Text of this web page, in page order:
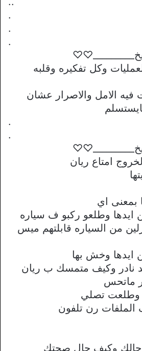
.
.
.
وكل تفكيره وقلبه
فيه الامل والاصرار عشان
.
.
امتاع ريان
بمعنى اي
ايدها وطلعو ركبو ف سياره
من السياره قابلتهم ميس
ايدها وخش بها
وكيف متمسك ب ريان
ماتحس
تصلي
الملفات رن تلفون
حالك وكيف حال صحتك